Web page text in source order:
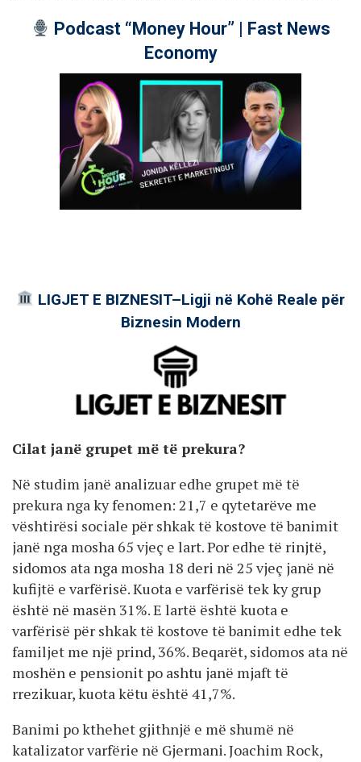
Podcast “Money Hour” | Fast News
Economy
LIGJET E BIZNESIT–Ligji në Kohë Reale për
Biznesin Modern
Cilat janë grupet më të prekura?
Në studim janë analizuar edhe grupet më të
prekura nga ky fenomen: 21,7 e qytetarëve me
vështirësi sociale për shkak të kostove të banimit
janë nga mosha 65 vjeç e lart. Por edhe të rinjtë,
sidomos ata nga mosha 18 deri në 25 vjeç janë në
kufijtë e varfërisë. Kuota e varfërisë tek ky grup
është në masën 31%. E lartë është kuota e
varfërisë për shkak të kostove të banimit edhe tek
familjet me një prind, 36%. Beqarët, sidomos ata në
moshën e pensionit po ashtu janë mjaft të
rrezikuar, kuota këtu është 41,7%.
Banimi po kthehet gjithnjë e më shumë në
katalizator varfërie në Gjermani. Joachim Rock,